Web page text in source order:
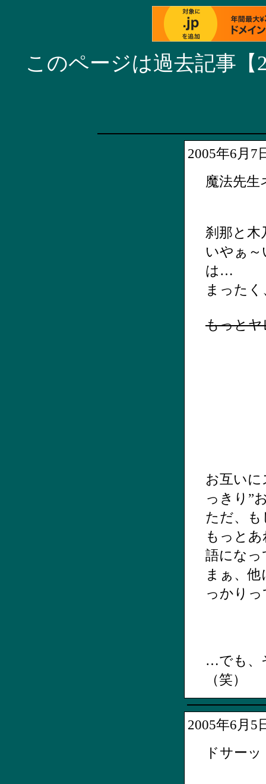
このページは過去記事【
2005年6月7
魔法先生
刹那と木
いやぁ
は…
まった
もっとヤ
お互い
っきり”
ただ、
もっと
語になっ
まぁ、
っかり
…でも、
（笑）
2005年6月5
ドサーッ